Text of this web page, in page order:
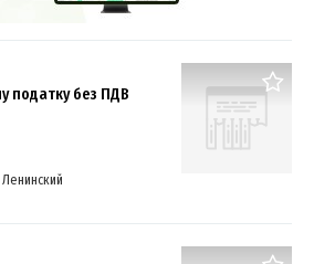
податку без ПДВ